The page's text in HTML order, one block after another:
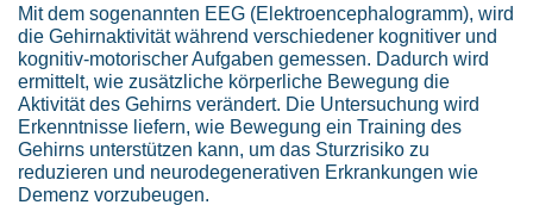
Mit dem sogenannten EEG (Elektroencephalogramm), wird
die Gehirnaktivität während verschiedener kognitiver und
kognitiv-motorischer Aufgaben gemessen. Dadurch wird
ermittelt, wie zusätzliche körperliche Bewegung die
Aktivität des Gehirns verändert. Die Untersuchung wird
Erkenntnisse liefern, wie Bewegung ein Training des
Gehirns unterstützen kann, um das Sturzrisiko zu
reduzieren und neurodegenerativen Erkrankungen wie
Demenz vorzubeugen.